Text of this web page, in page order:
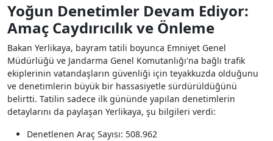
Yoğun Denetimler Devam Ediyor:
Amaç Caydırıcılık ve Önleme
Bakan Yerlikaya, bayram tatili boyunca Emniyet Genel
Müdürlüğü ve Jandarma Genel Komutanlığı'na bağlı trafik
ekiplerinin vatandaşların güvenliği için teyakkuzda olduğunu
ve denetimlerin büyük bir hassasiyetle sürdürüldüğünü
belirtti. Tatilin sadece ilk gününde yapılan denetimlerin
detaylarını da paylaşan Yerlikaya, şu bilgileri verdi:
Denetlenen Araç Sayısı: 508.962